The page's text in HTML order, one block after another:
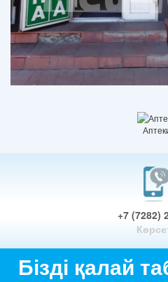
+7 (7282)
Бізді қалай